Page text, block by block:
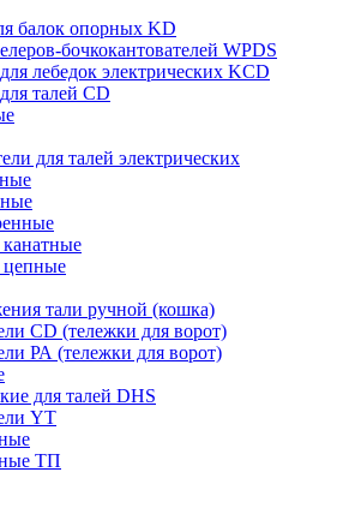
балок опорных KD
бочкокантователей WPDS
лебедок электрических KCD
талей CD
для талей электрических
канатные
цепные
тали ручной (кошка)
CD (тележки для ворот)
РА (тележки для ворот)
для талей DHS
YT
ТП